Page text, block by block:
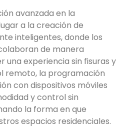
avanzada en la
a la creación de
inteligentes, donde los
de manera
experiencia sin fisuras y
remoto, la programación
con dispositivos móviles
y control sin
la forma en que
espacios residenciales.